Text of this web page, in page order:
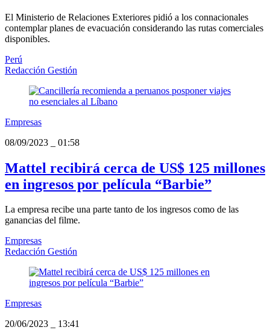
El Ministerio de Relaciones Exteriores pidió a los connacionales
contemplar planes de evacuación considerando las rutas comerciales
disponibles.
Perú
Redacción Gestión
Empresas
08/09/2023
01:58
Mattel recibirá cerca de US$ 125 millones
en ingresos por película “Barbie”
La empresa recibe una parte tanto de los ingresos como de las
ganancias del filme.
Empresas
Redacción Gestión
Empresas
20/06/2023
13:41